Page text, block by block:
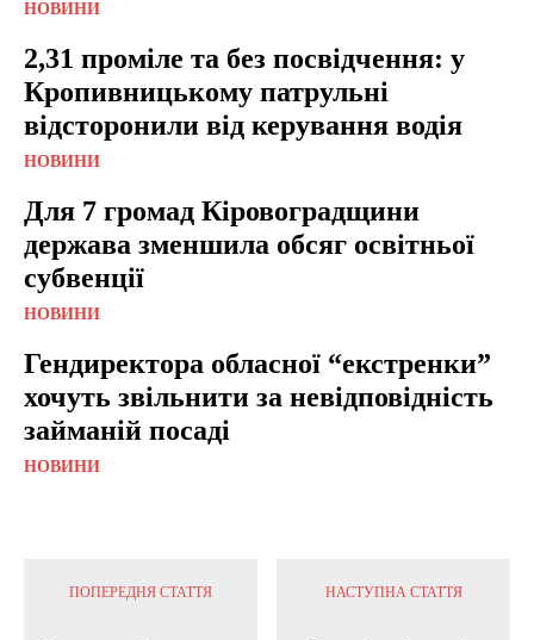
НОВИНИ
2,31 проміле та без посвідчення: у
Кропивницькому патрульні
відсторонили від керування водія
НОВИНИ
Для 7 громад Кіровоградщини
держава зменшила обсяг освітньої
субвенції
НОВИНИ
Гендиректора обласної “екстренки”
хочуть звільнити за невідповідність
займаній посаді
НОВИНИ
ПОПЕРЕДНЯ СТАТТЯ НАСТУПНА СТАТТЯ